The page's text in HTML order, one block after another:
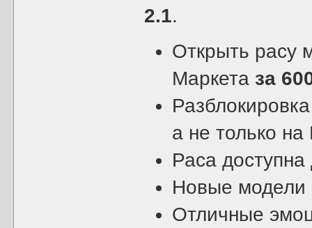
2.1.
Открыть расу
Маркета за
а не только
Раса
Новые модели
Отличные